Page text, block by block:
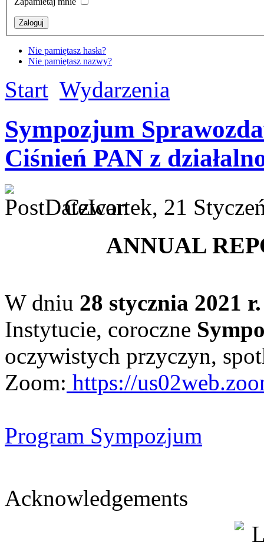
Nie pamiętasz hasła?
Nie pamiętasz nazwy?
Start Wydarzenia
Sympozjum
Ciśnień PAN z
Czwartek, 21
ANNUAL
W dniu 28 stycznia 2021 r.
Instytucie, coroczne
oczywistych przyczyn,
Zoom: https://
Program Sympozjum
Acknowledgements